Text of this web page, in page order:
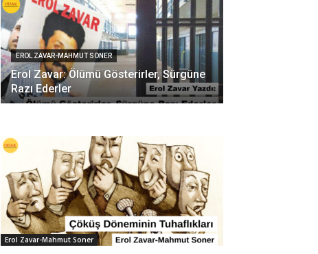
EROL ZAVAR-MAHMUT SONER
Erol Zavar: Ölümü Gösterirler, Sürgüne
Razı Ederler
Erol Zavar-Mahmut Soner